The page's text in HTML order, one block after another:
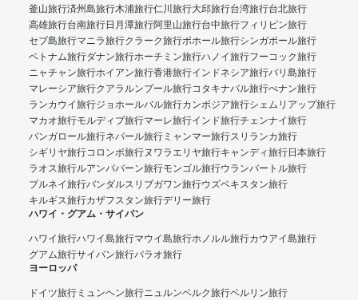
釜山旅行済州島旅行木浦旅行仁川旅行大邱旅行台湾旅行台北旅行
高雄旅行台南旅行日月潭旅行阿里山旅行台中旅行フィリピン旅行
セブ島旅行マニラ旅行クラーク旅行ボホール旅行シンガポール旅行
ベトナム旅行ダナン旅行ホーチミン旅行ハノイ旅行フーコック旅行
ニャチャン旅行ホイアン旅行香港旅行インドネシア旅行バリ島旅行
マレーシア旅行クアラルンプール旅行コタキナバル旅行ぺナン旅行
ランカウイ旅行ジョホールバル旅行カンボジア旅行シェムリアップ旅行
マカオ旅行モルディブ旅行マーレ旅行インド旅行チェンナイ旅行
バンガロール旅行ネパール旅行 ミャンマー旅行スリランカ旅行
シギリヤ旅行コロンボ旅行ヌワラエリヤ旅行キャンディ旅行日本旅行
ラオス旅行ルアンパバーン旅行モンゴル旅行ウランバートル旅行
ブルネイ旅行バンダルスリブガワン旅行ウズベキスタン旅行
キルギス旅行カザフスタン旅行デリー旅行
ハワイ・グアム・サイパン
ハワイ旅行ハワイ島旅行マウイ島旅行ホノルル旅行カウアイ島旅行
グアム旅行サイパン旅行パラオ旅行
ヨーロッパ
ドイツ旅行 ミュンヘン旅行ニュルンベルク旅行ベルリン旅行